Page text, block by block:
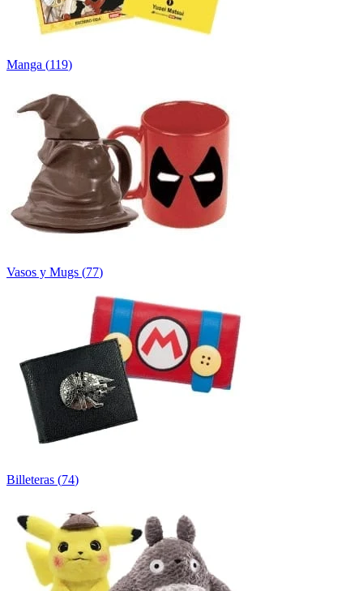
Manga (119)
Vasos y Mugs (77)
Billeteras (74)